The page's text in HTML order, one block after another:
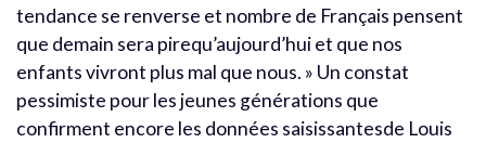
tendance se renverse et nombre de Français pensent
que demain sera pirequ’aujourd’hui et que nos
enfants vivront plus mal que nous. » Un constat
pessimiste pour les jeunes générations que
confirment encore les données saisissantesde Louis